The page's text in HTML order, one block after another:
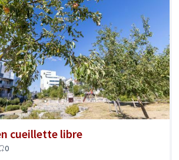
cueillette libre
0